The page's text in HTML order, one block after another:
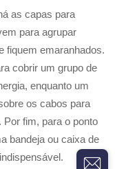
as capas para
para agrupar
fiquem emaranhados.
cobrir um grupo de
enquanto um
os cabos para
fim, para o ponto
bandeja ou caixa de